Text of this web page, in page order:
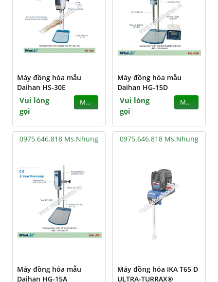
Máy đồng hóa mẫu
Daihan HS-30E
Vui lòng
gọi
MUA
Máy đồng hóa mẫu
Daihan HG-15D
Vui lòng
gọi
MUA
0975.646.818 Ms.Nhung
Máy đồng hóa mẫu
Daihan HG-15A
0975.646.818 Ms.Nhung
Máy đồng hóa IKA T65 D
ULTRA-TURRAX®